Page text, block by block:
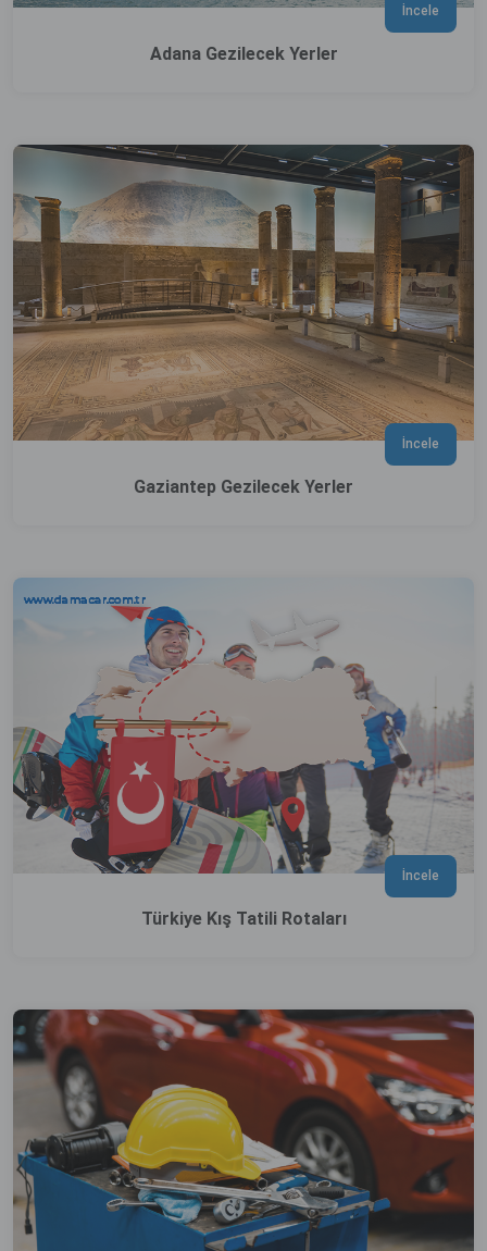
İncele
Adana Gezilecek Yerler
İncele
Gaziantep Gezilecek Yerler
İncele
Türkiye Kış Tatili Rotaları